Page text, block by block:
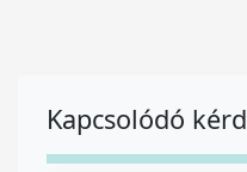
Kapcsolódó